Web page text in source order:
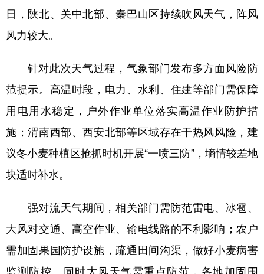
日，陕北、关中北部、秦巴山区持续吹风天气，阵风
风力较大。
针对此次天气过程，气象部门发布多方面风险防
范提示。高温时段，电力、水利、住建等部门需保障
用电用水稳定，户外作业单位落实高温作业防护措
施；渭南西部、西安北部等区域存在干热风风险，建
议冬小麦种植区抢抓时机开展“一喷三防”，墒情较差地
块适时补水。
强对流天气期间，相关部门需防范雷电、冰雹、
大风对交通、高空作业、输电线路的不利影响；农户
需加固果园防护设施，疏通田间沟渠，做好小麦病害
监测防控。同时大风天气需重点防范，各地加固围